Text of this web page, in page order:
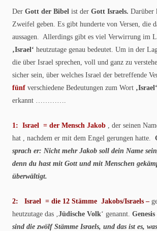
Der Gott der Bibel ist der Gott Israels. Darüber
Zweifel geben. Es gibt hunderte von Versen, die
aussagen. Allerdings gibt es viel Verwirrung im
‚Israel‘ heutzutage genau bedeutet. Um in der
die über Israel sprechen, voll und ganz zu
sicher sein, über welches Israel der betreffende
fünf verschiedene Bedeutungen zum Wort ‚Israel‘
erkannt ………….
1: Israel = der Mensch Jakob
, der seinen
hat , nachdem er mit dem Engel gerungen hatte.
sprach er: Nicht mehr Jakob soll dein Name
denn du hast mit Gott und mit Menschen
überwältigt.
2: Israel = die 12 Stämme Jakobs/Israels –
heutzutage das ‚ Jüdische Volk‘ genannt. Genesis
sind die zwölf Stämme Israels, und das ist es,